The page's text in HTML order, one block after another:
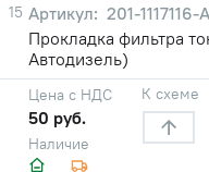
15
201-1117116-А
Прокладка фильтра
Автодизель)
Наличие
Цена с НДС
50 руб.
К схеме